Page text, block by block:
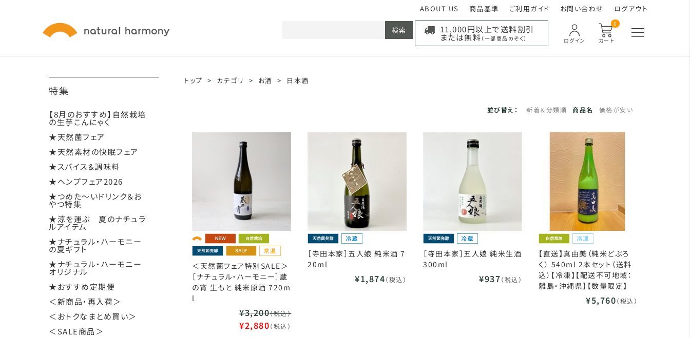
ABOUT US 商品基準 ご利用ガイド お問い合わせ ログアウト
カート
0
ログイン
11,000円以上で送料割引
または無料 （一部商品のぞく）
検索
特集
【8月のおすすめ】自然栽培
の生芋こんにゃく
★天然菌フェア
★天然素材の快眠フェア
★スパイス＆調味料
★ヘンプフェア2026
★つめた～いドリンク＆お
やつ特集
★涼を運ぶ 夏のナチュラ
ルアイテム
★ナチュラル・ハーモニー
の夏ギフト
★ナチュラル・ハーモニー
オリジナル
★おすすめ定期便
＜新商品・再入荷＞
＜おトクなまとめ買い＞
＜SALE商品＞
トップ > カテゴリ > お酒 > 日本酒
並び替え： 新着＆分類順 商品名 価格が安い
＜天然菌フェア特別SALE＞
［ナチュラル・ハーモニー］蔵
の宵 生もと 純米原酒 720m
l
¥3,200（税込）
¥2,880（税込）
［寺田本家］五人娘 純米酒 7
20ml
¥1,874（税込）
［寺田本家］五人娘 純米生酒
300ml
¥937（税込）
【直送】真由美（純米どぶろ
く） 540ml 2本セット（送料
込）【冷凍】【配送不可地域：
離島・沖縄県】【数量限定】
¥5,760（税込）